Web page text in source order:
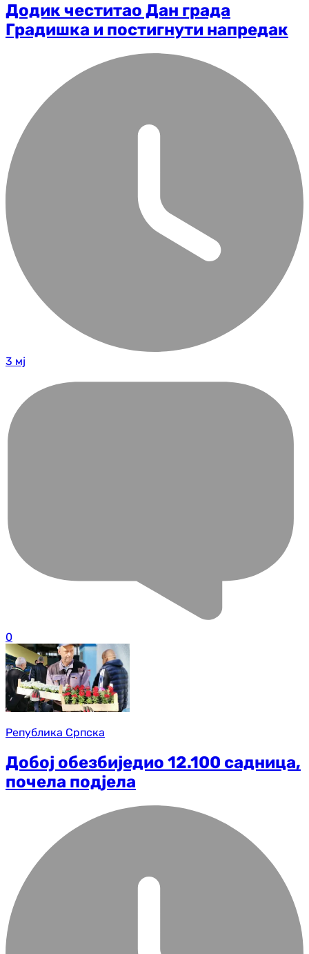
Додик честитао Дан града
Градишка и постигнути напредак
3 мј
0
Република Српска
Добој обезбиједио 12.100 садница,
почела подјела